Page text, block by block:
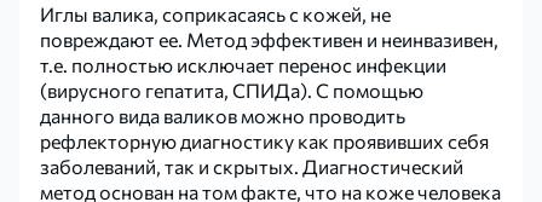
Иглы валика, соприкасаясь с кожей, не
повреждают ее. Метод эффективен и неинвазивен,
т.е. полностью исключает перенос инфекции
(вирусного гепатита, СПИДа). С помощью
данного вида валиков можно проводить
рефлекторную диагностику как проявивших себя
заболеваний, так и скрытых. Диагностический
метод основан на том факте, что на коже человека